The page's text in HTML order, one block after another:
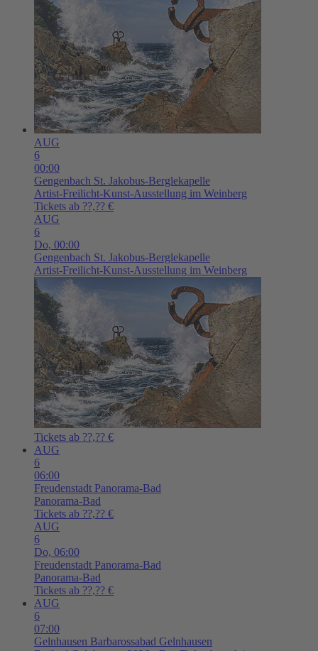
AUG
6
00:00
Gengenbach St. Jakobus-Berglekapelle
Artist-Freilicht-Kunst-Ausstellung im Weinberg
Tickets ab ??,?? €
AUG
6
Do, 00:00
Gengenbach St. Jakobus-Berglekapelle
Artist-Freilicht-Kunst-Ausstellung im Weinberg
Tickets ab ??,?? €
AUG
6
06:00
Freudenstadt Panorama-Bad
Panorama-Bad
Tickets ab ??,?? €
AUG
6
Do, 06:00
Freudenstadt Panorama-Bad
Panorama-Bad
Tickets ab ??,?? €
AUG
6
07:00
Gelnhausen Barbarossabad Gelnhausen